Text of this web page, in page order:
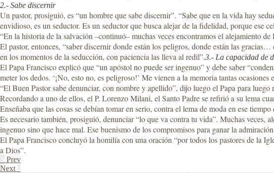
2.- Sabe discernir
Un pastor, prosiguió, es “un hombre que sabe discernir”. “Sabe que en la vida hay
envidioso, es un seductor. Es un seductor que busca alejar de la fidelidad, porque ese
“En la historia de la salvación –continuó– muchas veces encontramos el alejamiento
El pastor, entonces, “saber discernir donde están los peligros, donde están las
en los momentos de la seducción, con paciencia las lleva al redil”.3.- La capacidad de
El Papa Francisco explicó que “un apóstol no puede ser ingenuo” y debe saber
meter los dedos. ‘¡No, esto no, es peligroso!’ Me vienen a la memoria tantas
“El Buen Pastor sabe denunciar, con nombre y apellido”, dijo luego el Papa para
Recordando a uno de ellos, el P. Lorenzo Milani, el Santo Padre se refirió a su lema
Enseñaba que las cosas se debían tomar en serio, contra el lema de moda en ese
Es necesario también, prosiguió, denunciar “lo que va contra tu vida”. Muchas veces,
ingenuo sino que hace mal. Ese buenismo de los compromisos para ganar la
El Papa Francisco concluyó la homilía con una oración “por todos los pastores de la
a Dios”.
Prev
Next